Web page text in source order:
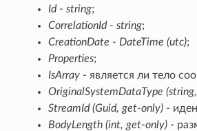
Id - string;
CorrelationId - string;
CreationDate - DateTime (utc);
Properties;
IsArray- является ли тело
OriginalSystemDataType
StreamId (Guid, get-only)-
BodyLength (int, get-only)-